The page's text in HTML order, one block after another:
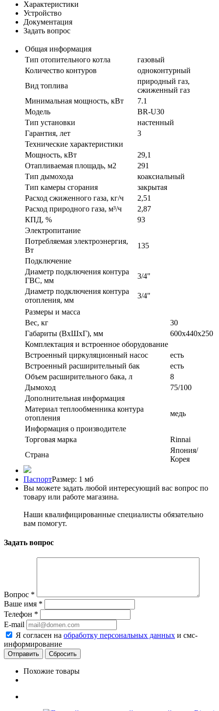
Характеристики
Устройство
Документация
Задать вопрос
Общая информация
Тип отопительного котла
газовый
Количество контуров
одноконтурный
Вид топлива
природный газ,
сжиженный газ
Минимальная мощность, кВт
7.1
Модель
BR-U30
Тип установки
настенный
Гарантия, лет
3
Технические характеристики
Мощность, кВт
29,1
Отапливаемая площадь, м2
291
Тип дымохода
коаксиальный
Тип камеры сгорания
закрытая
Расход сжиженного газа, кг/ч
2,51
Расход природного газа, м³/ч
2,87
КПД, %
93
Электропитание
Потребляемая электроэнергия,
Вт
135
Подключение
Диаметр подключения контура
ГВС, мм
3/4"
Диаметр подключения контура
отопления, мм
3/4"
Размеры и масса
Вес, кг
30
Габариты (ВxШxГ), мм
600x440x250
Комплектация и встроенное оборудование
Встроенный циркуляционный насос
есть
Встроенный расширительный бак
есть
Объем расширительного бака, л
8
Дымоход
75/100
Дополнительная информация
Материал теплообменника контура
отопления
медь
Информация о производителе
Торговая марка
Rinnai
Страна
Япония/
Корея
ПаспортРазмер: 1 мб
Вы можете задать любой интересующий вас вопрос по
товару или работе магазина.
Наши квалифицированные специалисты обязательно
вам помогут.
Задать вопрос
Вопрос *
Ваше имя *
Телефон *
E-mail
Я согласен на обработку персональных данных и смс-
информирование
Сбросить
Похожие товары